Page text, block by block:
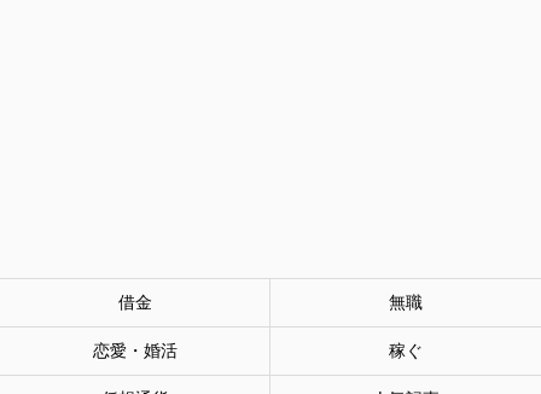
借金 無職
恋愛・婚活 稼ぐ